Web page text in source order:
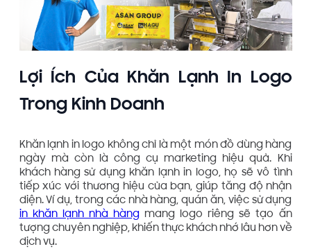
Lợi Ích Của Khăn Lạnh In Logo
Trong Kinh Doanh
Khăn lạnh in logo không chỉ là một món đồ dùng hàng
ngày mà còn là công cụ marketing hiệu quả. Khi
khách hàng sử dụng khăn lạnh in logo, họ sẽ vô tình
tiếp xúc với thương hiệu của bạn, giúp tăng độ nhận
diện. Ví dụ, trong các nhà hàng, quán ăn, việc sử dụng
in khăn lạnh nhà hàng
mang logo riêng sẽ tạo ấn
tượng chuyên nghiệp, khiến thực khách nhớ lâu hơn về
dịch vụ.